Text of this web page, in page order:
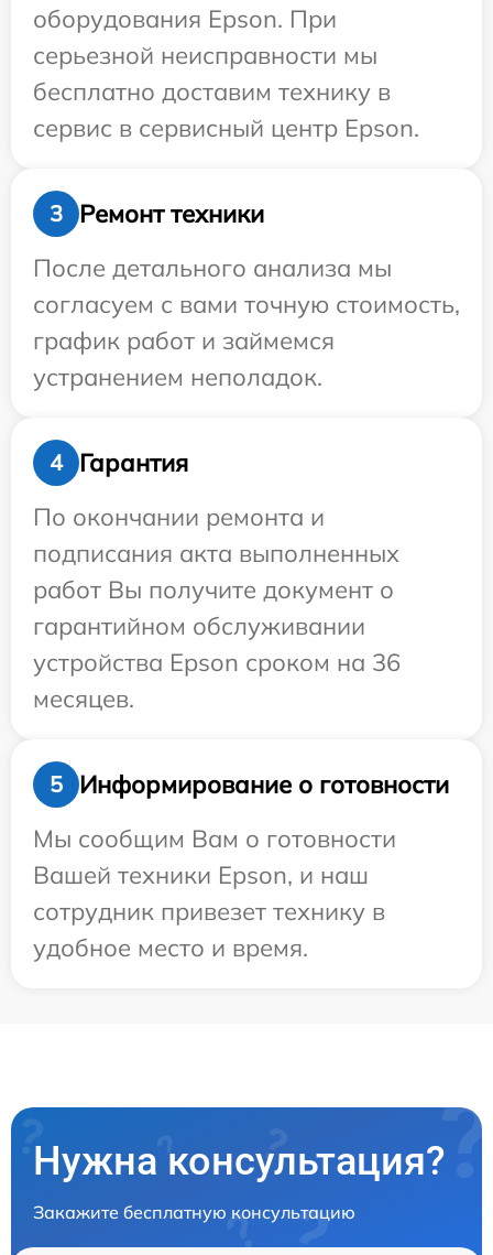
оборудования Epson. При
серьезной неисправности мы
бесплатно доставим технику в
сервис в сервисный центр Epson.
3
Ремонт техники
После детального анализа мы
согласуем с вами точную стоимость,
график работ и займемся
устранением неполадок.
4
Гарантия
По окончании ремонта и
подписания акта выполненных
работ Вы получите документ о
гарантийном обслуживании
устройства Epson сроком на 36
месяцев.
5
Информирование о готовности
Мы сообщим Вам о готовности
Вашей техники Epson, и наш
сотрудник привезет технику в
удобное место и время.
Нужна консультация?
Закажите бесплатную консультацию